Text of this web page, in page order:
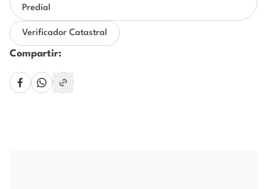
Predial
Verificador Catastral
Compartir: